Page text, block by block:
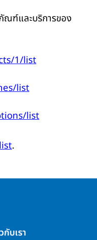
ณฑ์และบริการของ
1/list
list
list
.
กับเรา